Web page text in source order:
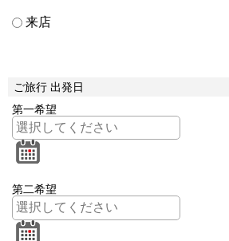
来店
ご旅行 出発日
第一希望
第二希望